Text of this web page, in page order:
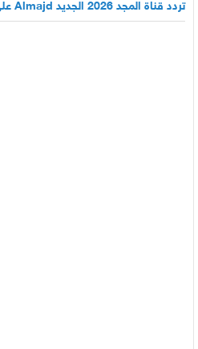
تردد قناة المجد 2026 الجديد Almajd على نايل سات وعربسات